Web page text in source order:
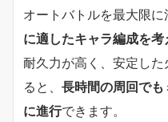
オートバトルを最大限に
に適したキャラ編成を
耐久力が高く、安定し
ると、 長時間の周回で
に進行できます。